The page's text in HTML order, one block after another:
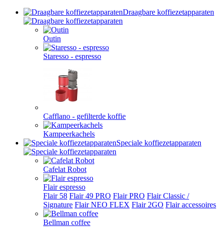
Draagbare koffiezetapparaten
Outin
Staresso - espresso
Cafflano - gefilterde koffie
Kampeerkachels
Speciale koffiezetapparaten
Cafelat Robot
Flair espresso
Flair 58 Flair 49 PRO Flair PRO Flair Classic /
Signature Flair NEO FLEX Flair 2GO Flair accessoires
Bellman coffee